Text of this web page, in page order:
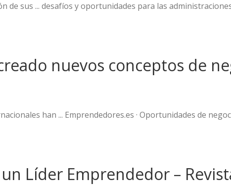
sus ... desafíos y oportunidades para las administraciones
nuevos conceptos de
han ... Emprendedores.es · Oportunidades de
Líder Emprendedor –